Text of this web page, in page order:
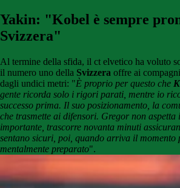
Yakin: "Kobel è sempre
Svizzera"
Al termine della sfida, il ct elvetico ha voluto
il numero uno della Svizzera offre ai
dagli undici metri: "È proprio per questo che
gente ricorda solo i rigori parati, mentre io
successo prima. Il suo posizionamento, la
che trasmette ai difensori. Gregor non
importante, trascorre novanta minuti
sentano sicuri, poi, quando arriva il momento
mentalmente preparato".